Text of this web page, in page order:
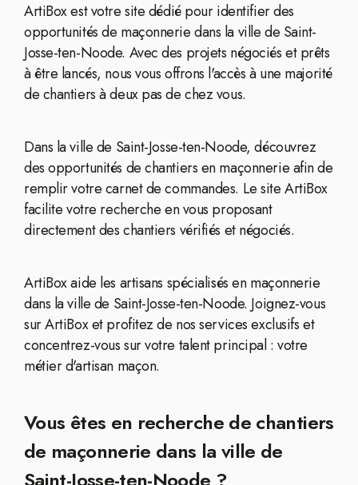
ArtiBox est votre site dédié pour identifier des
opportunités de maçonnerie dans la ville de Saint-
Josse-ten-Noode. Avec des projets négociés et prêts
à être lancés, nous vous offrons l'accès à une majorité
de chantiers à deux pas de chez vous.
Dans la ville de Saint-Josse-ten-Noode, découvrez
des opportunités de chantiers en maçonnerie afin de
remplir votre carnet de commandes. Le site ArtiBox
facilite votre recherche en vous proposant
directement des chantiers vérifiés et négociés.
ArtiBox aide les artisans spécialisés en maçonnerie
dans la ville de Saint-Josse-ten-Noode. Joignez-vous
sur ArtiBox et profitez de nos services exclusifs et
concentrez-vous sur votre talent principal : votre
métier d'artisan maçon.
Vous êtes en recherche de chantiers
de maçonnerie dans la ville de